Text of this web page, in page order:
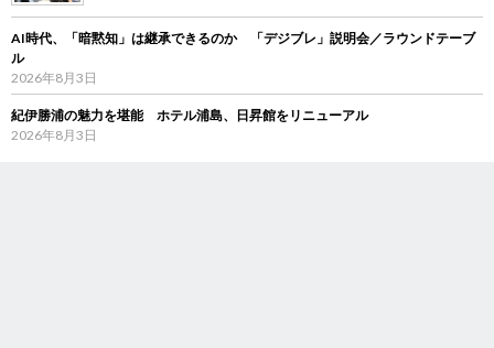
AI時代、「暗黙知」は継承できるのか 「デジブレ」説明会／ラウンドテーブ
ル
2026年8月3日
紀伊勝浦の魅力を堪能 ホテル浦島、日昇館をリニューアル
2026年8月3日